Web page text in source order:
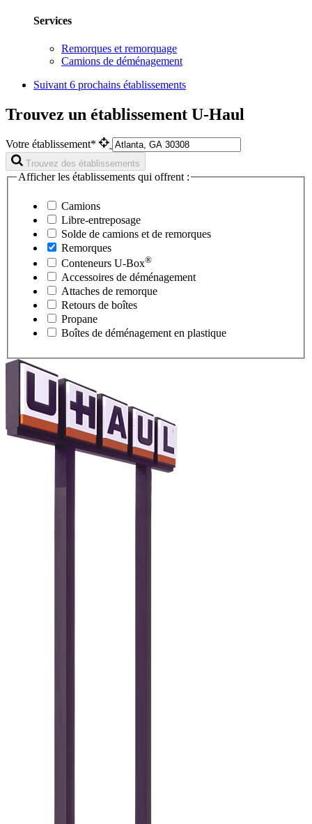
Services
Remorques et remorquage
Camions de déménagement
Suivant 6 prochains établissements
Trouvez un établissement U-Haul
Votre établissement*
Trouvez des établissements
Afficher les établissements qui offrent :
Camions
Libre-entreposage
Solde de camions et de remorques
Remorques
Conteneurs U-Box®
Accessoires de déménagement
Attaches de remorque
Retours de boîtes
Propane
Boîtes de déménagement en plastique